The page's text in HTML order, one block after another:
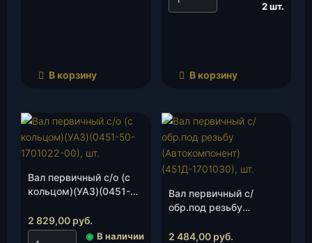
В корзину
2 шт.
В корзину
Вал первичный с/о (с
кольцом)(УАЗ)(0451-
2 829,00 руб.
◉ В наличии
Вал первичный с/
обр.под резьбу
(451Д-1701030), шт.
2 484,00 руб.